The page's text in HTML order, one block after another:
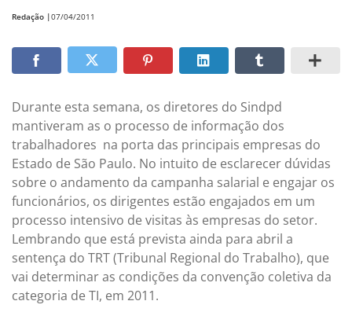
Redação |07/04/2011
Durante esta semana, os diretores do Sindpd
mantiveram as o processo de informação dos
trabalhadores na porta das principais empresas do
Estado de São Paulo. No intuito de esclarecer dúvidas
sobre o andamento da campanha salarial e engajar os
funcionários, os dirigentes estão engajados em um
processo intensivo de visitas às empresas do setor.
Lembrando que está prevista ainda para abril a
sentença do TRT (Tribunal Regional do Trabalho), que
vai determinar as condições da convenção coletiva da
categoria de TI, em 2011.